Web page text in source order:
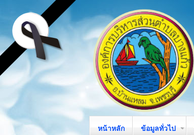
หน้าหลัก ข้อมูลทั่วไป